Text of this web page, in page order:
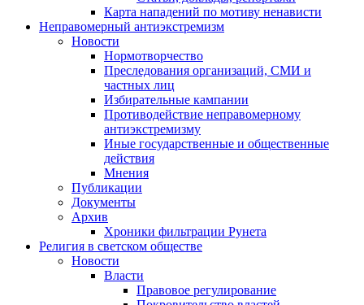
Карта нападений по мотиву ненависти
Неправомерный антиэкстремизм
Новости
Нормотворчество
Преследования организаций, СМИ и
частных лиц
Избирательные кампании
Противодействие неправомерному
антиэкстремизму
Иные государственные и общественные
действия
Мнения
Публикации
Документы
Архив
Хроники фильтрации Рунета
Религия в светском обществе
Новости
Власти
Правовое регулирование